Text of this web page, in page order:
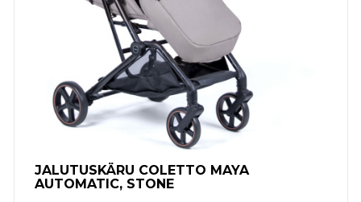
JALUTUSKÄRU COLETTO MAYA
AUTOMATIC, STONE